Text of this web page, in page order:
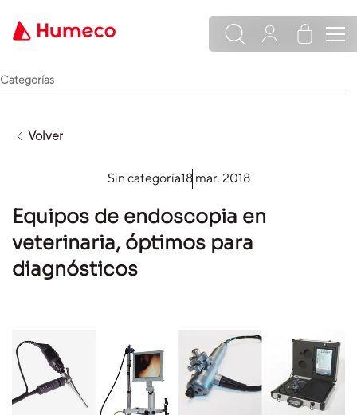
Categorías
Volver
Sin categoría18 mar. 2018
Equipos de endoscopia en
veterinaria, óptimos para
diagnósticos